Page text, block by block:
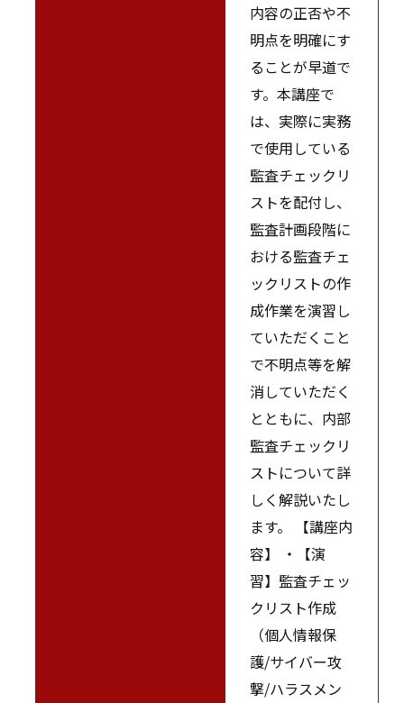
内容の正否や不
明点を明確にす
ることが早道で
す。本講座で
は、実際に実務
で使用している
監査チェックリ
ストを配付し、
監査計画段階に
おける監査チェ
ックリストの作
成作業を演習し
ていただくこと
で不明点等を解
消していただく
とともに、内部
監査チェックリ
ストについて詳
しく解説いたし
ます。 【講座内
容】 ・【演
習】監査チェッ
クリスト作成
（個人情報保
護/サイバー攻
撃/ハラスメン